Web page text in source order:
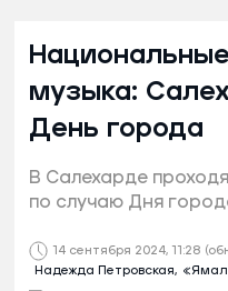
14 сентября 2024, 11:28
Надежда Петровская,
музыка:
День города
В Салехарде
по случаю Дня